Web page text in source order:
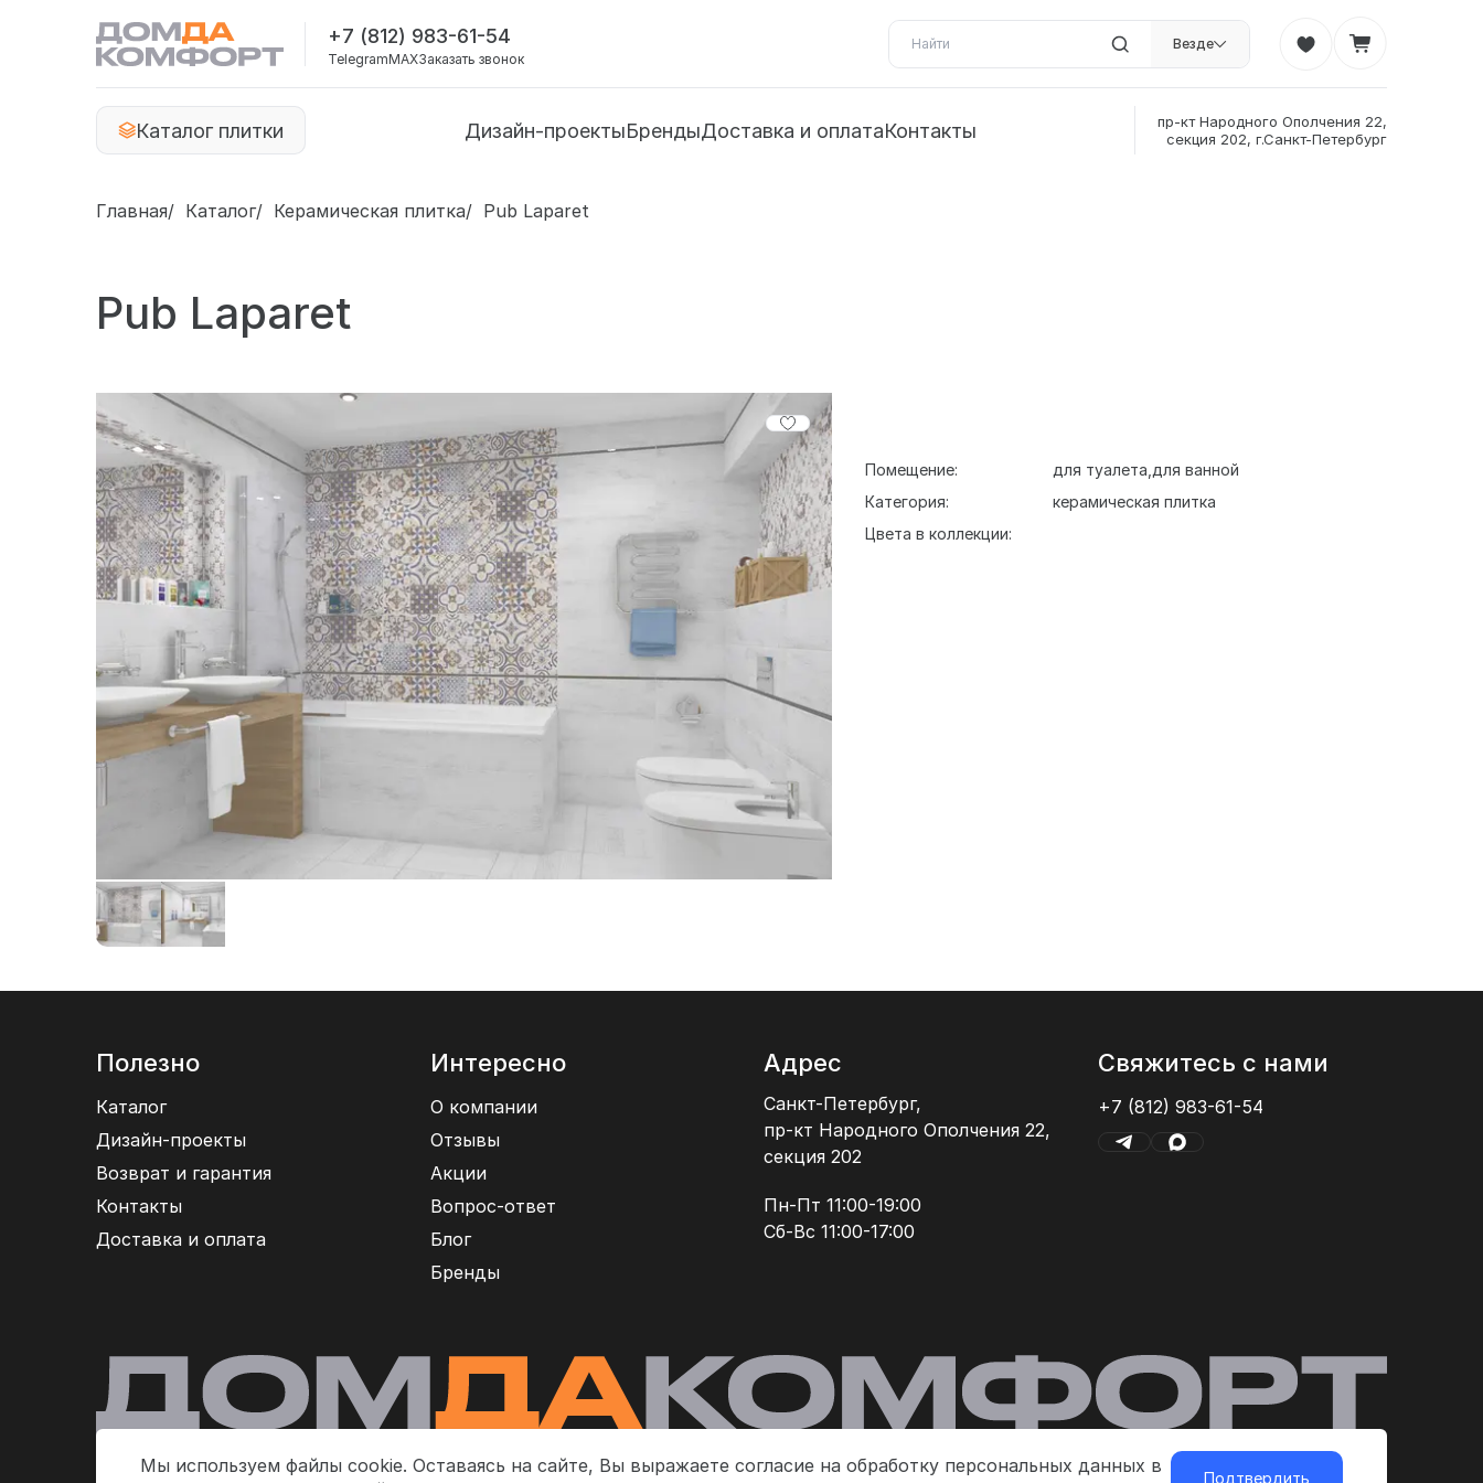
Мы используем файлы cookie. Оставаясь на сайте, Вы выражаете согласие на обработку персональных данных в
Подтвердить
+7 (812) 983-61-54
TelegramMAXЗаказать звонок
Везде
Каталог плитки Дизайн-проектыБрендыДоставка и оплатаКонтакты
пр-кт Народного Ополчения 22,
секция 202, г.Санкт-Петербург
Главная Каталог Керамическая плитка Pub Laparet
Pub Laparet
Помещение: для туалета для ванной
Категория:
керамическая плитка
Цвета в коллекции:
Полезно
Каталог
Дизайн-проекты
Возврат и гарантия
Контакты
Доставка и оплата
Интересно
О компании
Отзывы
Акции
Вопрос-ответ
Блог
Бренды
Адрес
Санкт-Петербург,
пр-кт Народного Ополчения 22,
секция 202
Пн-Пт 11:00-19:00
Сб-Вс 11:00-17:00
Свяжитесь с нами
+7 (812) 983-61-54